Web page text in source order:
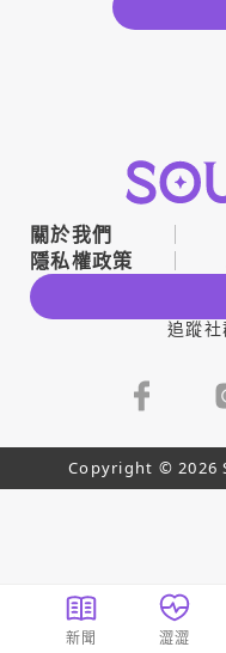
關於我們
隱私權政策
追蹤
Copyright © 2026
新聞 澀澀